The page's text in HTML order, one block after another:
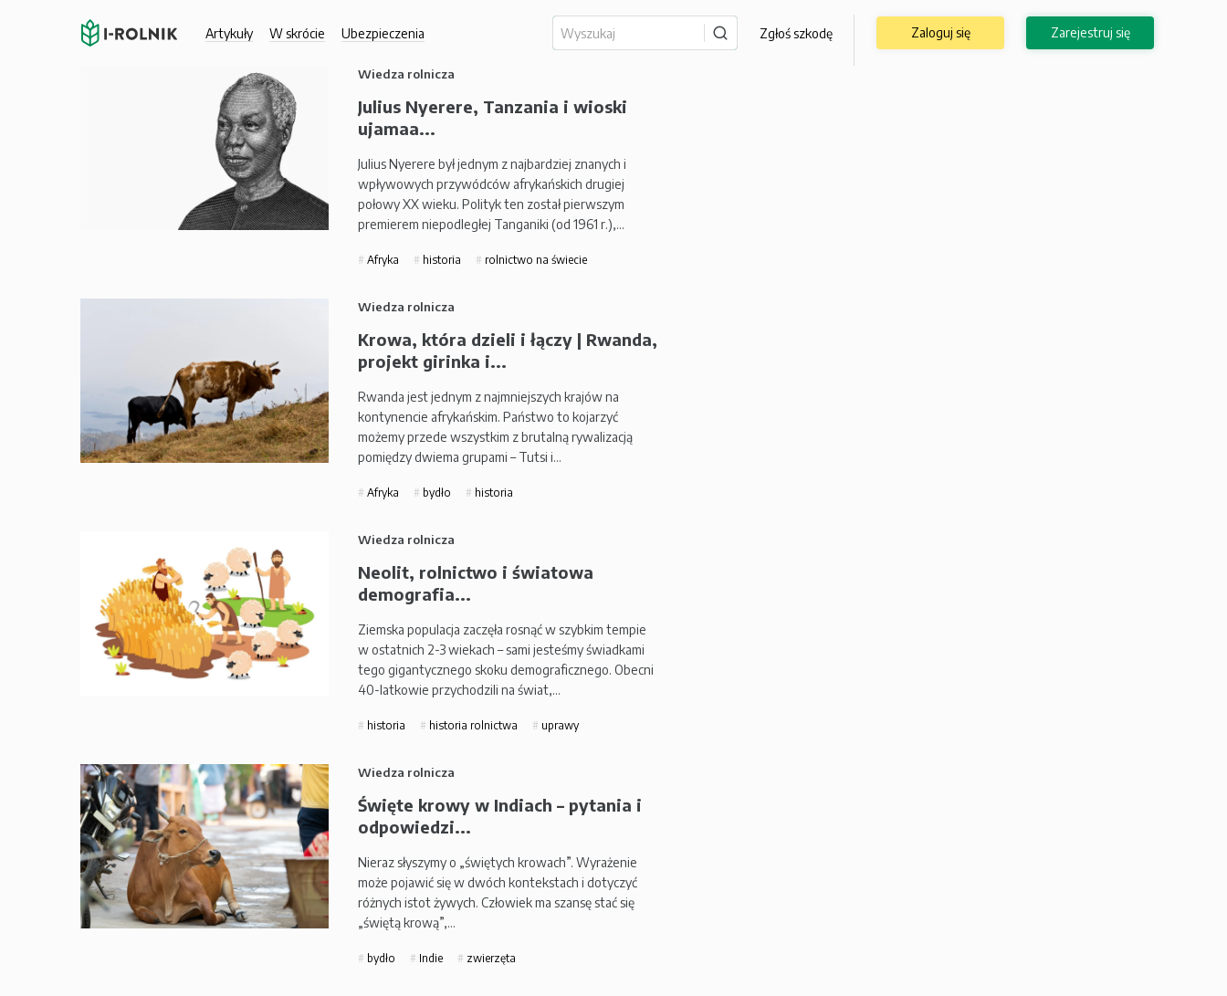
Artykuły W skrócie Ubezpieczenia Zgłoś szkodę Zaloguj się Zarejestruj się
Wiedza rolnicza
Julius Nyerere, Tanzania i wioski
ujamaa...
Julius Nyerere był jednym z najbardziej znanych i
wpływowych przywódców afrykańskich drugiej
połowy XX wieku. Polityk ten został pierwszym
premierem niepodległej Tanganiki (od 1961 r.),…
Afryka historia rolnictwo na świecie
Wiedza rolnicza
Krowa, która dzieli i łączy | Rwanda,
projekt girinka i...
Rwanda jest jednym z najmniejszych krajów na
kontynencie afrykańskim. Państwo to kojarzyć
możemy przede wszystkim z brutalną rywalizacją
pomiędzy dwiema grupami – Tutsi i…
Afryka bydło historia
Wiedza rolnicza
Neolit, rolnictwo i światowa
demografia...
Ziemska populacja zaczęła rosnąć w szybkim tempie
w ostatnich 2-3 wiekach – sami jesteśmy świadkami
tego gigantycznego skoku demograficznego. Obecni
40-latkowie przychodzili na świat,…
historia historia rolnictwa uprawy
Wiedza rolnicza
Święte krowy w Indiach – pytania i
odpowiedzi...
Nieraz słyszymy o „świętych krowach”. Wyrażenie
może pojawić się w dwóch kontekstach i dotyczyć
różnych istot żywych. Człowiek ma szansę stać się
„świętą krową”,…
bydło Indie zwierzęta